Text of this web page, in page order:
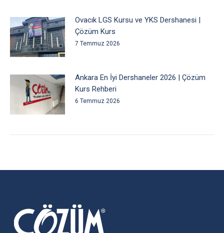
Ovacık LGS Kursu ve YKS Dershanesi |
Çözüm Kurs
7 Temmuz 2026
Ankara En İyi Dershaneler 2026 | Çözüm
Kurs Rehberi
6 Temmuz 2026